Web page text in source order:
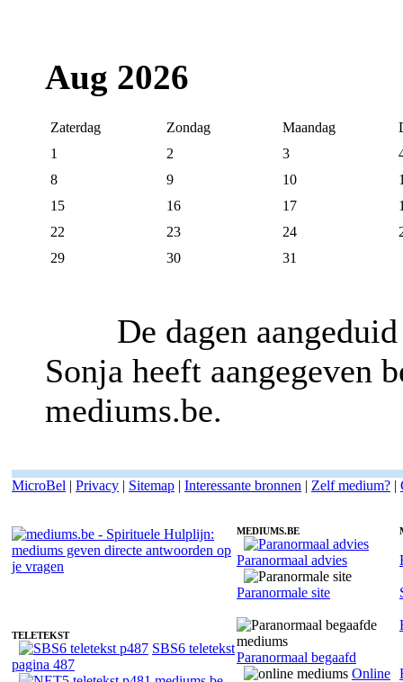
Aug 2026
Zaterdag Zondag Maandag
1
2 3
8
9 10
15
16 17
22
23 24
29
30 31
De dagen aangeduid
Sonja heeft aangegeven
mediums.be.
MicroBel | Privacy | Sitemap | Interessante bronnen | Zelf medium? |
TELETEKST
SBS6 teletekst
pagina 487
MEDIUMS.BE
Paranormaal advies
Paranormale site
Paranormaal begaafd
Online